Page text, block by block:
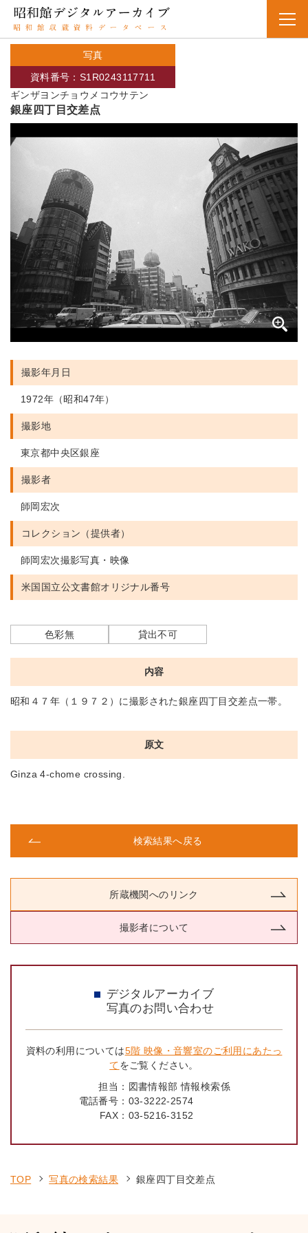
写真
ギンザヨンチョウメコウサテン
資料番号：S1R0243117711
銀座四丁目交差点
撮影年月日
1972年（昭和47年）
撮影地
東京都中央区銀座
撮影者
師岡宏次
コレクション（提供者）
師岡宏次撮影写真・映像
米国国立公文書館オリジナル番号
色彩無 貸出不可
内容
昭和４７年（１９７２）に撮影された銀座四丁目交差点一帯。
原文
Ginza 4-chome crossing.
検索結果へ戻る
所蔵機関へのリンク
撮影者について
デジタルアーカイブ
写真のお問い合わせ
資料の利用については5階 映像・音響室のご利用にあたっ
てをご覧ください。
担当： 図書情報部 情報検索係
電話番号： 03-3222-2574
FAX： 03-5216-3152
TOP 写真の検索結果 銀座四丁目交差点